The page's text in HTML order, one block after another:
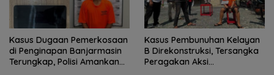
Kasus Dugaan Pemerkosaan
di Penginapan Banjarmasin
Terungkap, Polisi Amankan
Kasus Pembunuhan Kelayan
B Direkonstruksi, Tersangka
Peragakan Aksi